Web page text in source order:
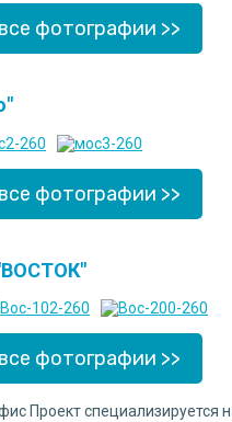
фотографии >>
фотографии >>
фотографии >>
Проект специализируется